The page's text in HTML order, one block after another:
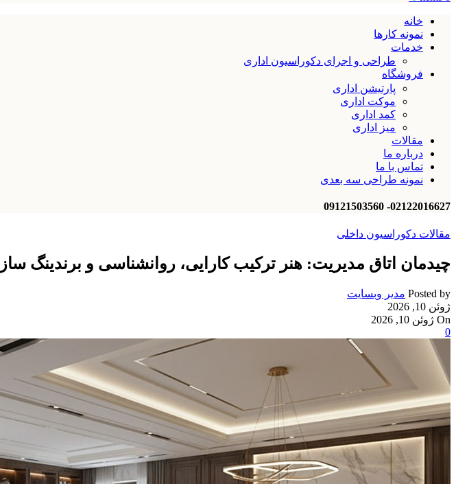
خانه
نمونه کارها
خدمات
طراحی و اجرای دکوراسیون اداری
فروشگاه
پارتیشن اداری
موکت اداری
کمد اداری
میز اداری
مقالات
درباره ما
تماس با ما
نمونه طراحی سه بعدی
02122016627- 09121503560
مقالات دکوراسیون داخلی
چیدمان اتاق مدیریت: هنر ترکیب کارایی، روانشناسی و برندینگ
Posted by مدیر وبسایت
ژوئن 10, 2026
On ژوئن 10, 2026
0